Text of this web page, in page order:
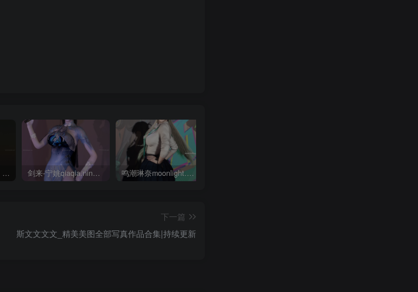
诛仙陆雪琪【南疆】CoveRig 剑来-宁姚qiaqia.ningyao-re.1 鸣潮琳奈moonlight.琳奈.1
下一篇
斯文文文文_精美美图全部写真作品合集|持续更新